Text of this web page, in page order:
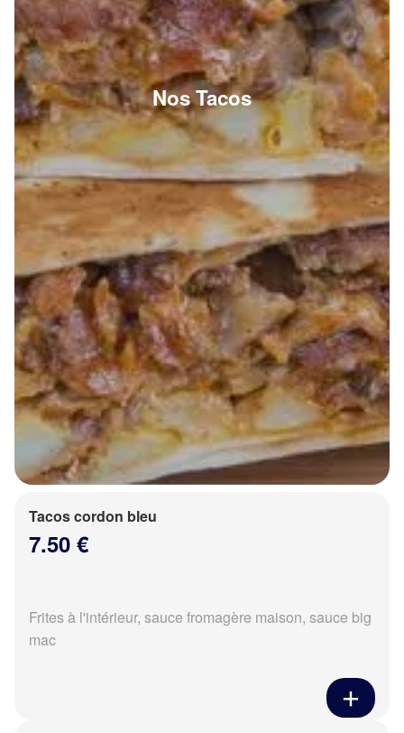
Nos Tacos
Tacos cordon bleu
7.50 €
Frites à l'intérieur, sauce fromagère maison, sauce big
mac